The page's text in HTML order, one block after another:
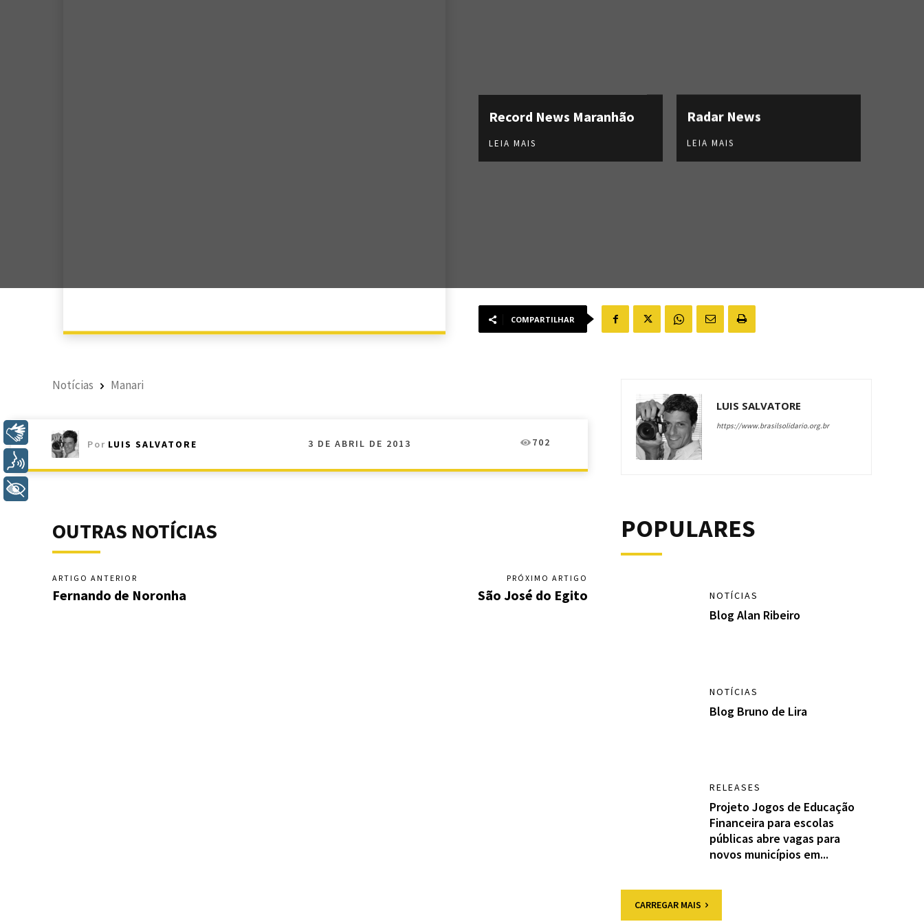
Record News Maranhão
LEIA MAIS
Radar News
LEIA MAIS
COMPARTILHAR
Notícias Manari
Por LUIS SALVATORE 3 DE ABRIL DE 2013 702
OUTRAS NOTÍCIAS
ARTIGO ANTERIOR
Fernando de Noronha
PRÓXIMO ARTIGO
São José do Egito
LUIS SALVATORE
https://www.brasilsolidario.org.br
POPULARES
NOTÍCIAS
Blog Alan Ribeiro
NOTÍCIAS
Blog Bruno de Lira
RELEASES
Projeto Jogos de Educação
Financeira para escolas
públicas abre vagas para
novos municípios em...
CARREGAR MAIS
Libras
Voz